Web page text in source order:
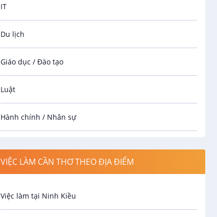
IT
Du lịch
Giáo dục / Đào tạo
Luật
Hành chính / Nhân sự
Spa
Bảo Vệ
VIỆC LÀM CẦN THƠ THEO ĐỊA ĐIỂM
Việc làm tại Ninh Kiều